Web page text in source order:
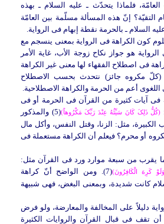
العامّة، فلماذا یتحدّث ـ علیه السلام ـ بهذه
التقیّة؟ إنّ هذه المسألة مسلّمة بین العامّة
السلام ـ بالحرمة نقطة إبهام فی الروایة.
کون الکراهة فی الروایة بمعنى ینسجم مع
هو جواز نکاح زوجة الأب، غایة الأمر
فی اصطلاح الفقهاء لها معنى غیر الکراهة
(کلّ مکروه جائز) نتحدث بحسب الاصطلاح
اللغوی أعم من الحرمة والکراهة الاصطلاحیة.
فی آیات کثیرة من القرآن فی الحرمة أو فی
(کُلُّ ذَلِکَ کَانَ سَیِّئُهُ عِنْدَ رَبِّکَ مَکْرُوهاً)
(5) والمذکور
الکبیرة، مثل: الزنا، وقتل النفس، وأکل مال
أو محرم؟ فیعلم أن الکراهة مستعملة فی
یقرب من سبعة موارد ورد فی القرآن مثل:
کَرِهَ الْکَافِرُونَ)
(7). ومن الواضح أنّ کراهة
کانت شدیدة، وبمعنى البغض، فهی شبیهة
دلیلاً على المخالفة والمعارضة، ولو فرض
أن تقف فی قبال القرآن والروایات الکثیرة